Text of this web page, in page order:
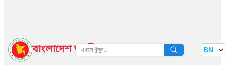
বাংলাদেশ জাতীয় তথ্য বাতায়ন BN